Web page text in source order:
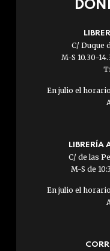
C/ Duque
M-S 10.30-
En julio el
LIBRERÍA
C/ de las
M-S de
En julio el